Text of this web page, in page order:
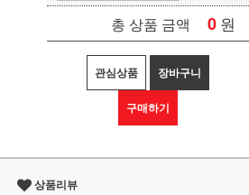
총 상품 금액 0 원
관심상품 장바구니
구매하기
상품리뷰